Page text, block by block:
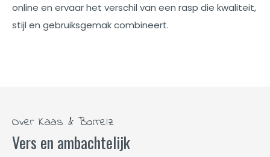
online en ervaar het verschil van een rasp die kwaliteit,
stijl en gebruiksgemak combineert.
Over Kaas & Borrelz
Vers en ambachtelijk